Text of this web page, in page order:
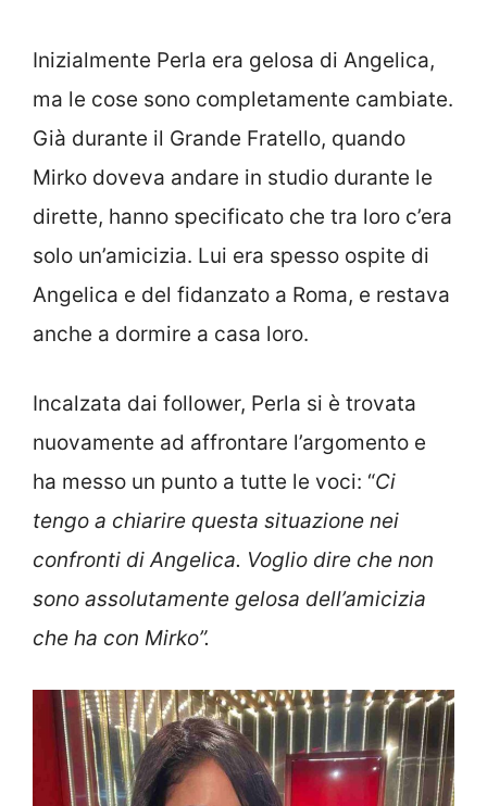
Inizialmente Perla era gelosa di Angelica,
ma le cose sono completamente cambiate.
Già durante il Grande Fratello, quando
Mirko doveva andare in studio durante le
dirette, hanno specificato che tra loro c’era
solo un’amicizia. Lui era spesso ospite di
Angelica e del fidanzato a Roma, e restava
anche a dormire a casa loro.
Incalzata dai follower, Perla si è trovata
nuovamente ad affrontare l’argomento e
ha messo un punto a tutte le voci: “Ci
tengo a chiarire questa situazione nei
confronti di Angelica. Voglio dire che non
sono assolutamente gelosa dell’amicizia
che ha con Mirko”.